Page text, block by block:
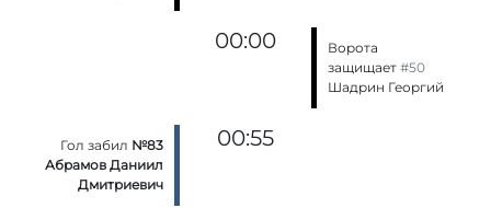
00:00
Ворота
защищает #50
Шадрин Георгий
Гол забил №83
Абрамов Даниил
Дмитриевич
00:55